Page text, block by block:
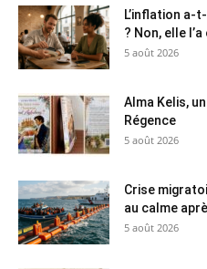
L’inflation a-
? Non, elle
5 août 2026
Alma Kelis,
Régence
5 août 2026
Crise
au calme
5 août 2026